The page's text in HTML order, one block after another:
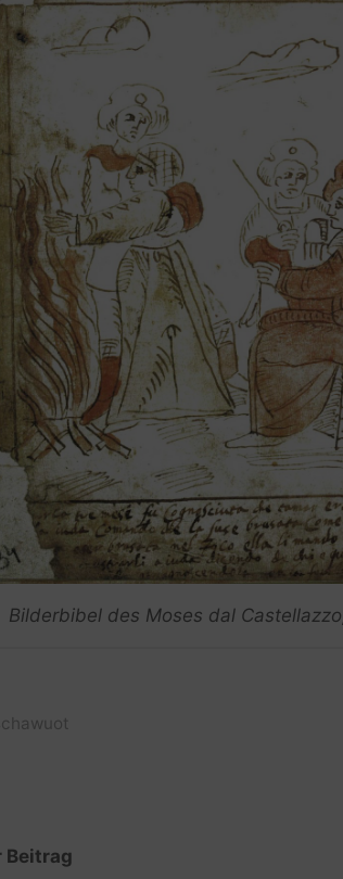
Bilderbibel des Moses dal
Beitrag